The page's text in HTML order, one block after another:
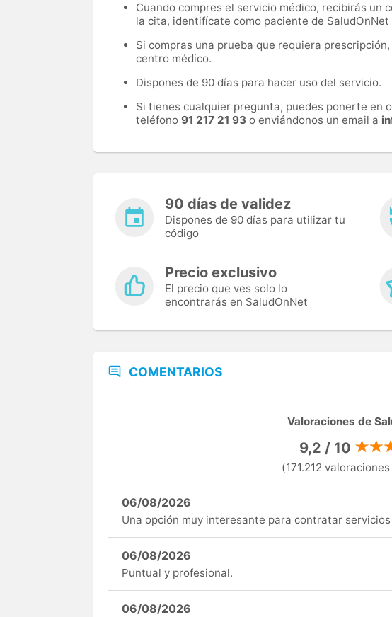
Cuando compres el servicio médico, recibirás un
la cita, identifícate como paciente de
Si compras una prueba que requiera
centro médico.
Dispones de 90 días para hacer uso del servicio.
Si tienes cualquier pregunta, puedes ponerte en
teléfono 91 217 21 93 o enviándonos un email a
90 días de validez
Dispones de 90 días para utilizar tu
código
Precio exclusivo
El precio que ves solo lo
encontrarás en SaludOnNet
COMENTARIOS
Valoraciones de
9,2 / 10
(171.212
06/08/2026
Una opción muy interesante para contratar
06/08/2026
Puntual y profesional.
06/08/2026